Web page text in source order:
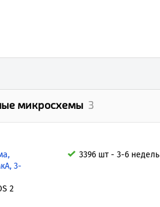
микросхемы 3
3-
2
3396 шт - 3-6 недель